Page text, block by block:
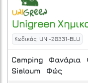
Unigreen
Κωδικός: UNI-20331-BLU
Camping Φανάρια
Sialoum
Φώς